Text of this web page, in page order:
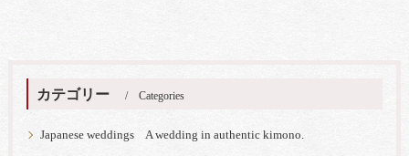
カテゴリー Categories
Japanese weddings A wedding in authentic kimono.